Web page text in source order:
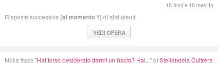
18 anni e 10 mesi fa
Risposte successive (al momento 1)di altri utenti.
VEDI OPERA
Nella frase "Hai forse desiderato darmi un bacio? Hai..." di Stellangela Cultrera